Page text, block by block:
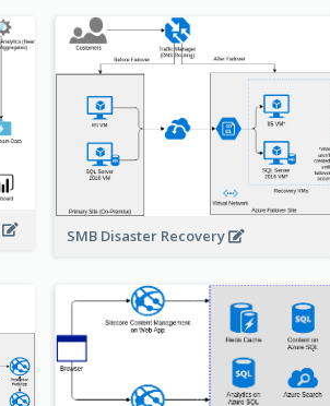
SMB Disaster Recovery